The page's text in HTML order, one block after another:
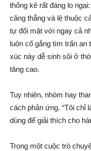
thống kê rất đáng lo
căng thẳng và lệ thuộc
tự đối mặt với ngay cả
luôn cố gắng tìm trấn
xúc này dễ sinh sôi ở
tăng cao.
Tuy nhiên, nhóm hay
cách phản ứng. “Tôi chỉ
dùng để giải thích cho
Trong một cuộc trò